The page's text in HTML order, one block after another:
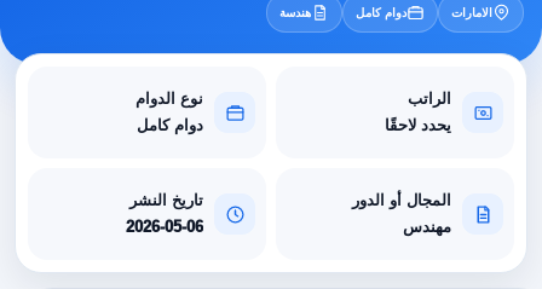
الامارات دوام كامل هندسة
الراتب
يحدد لاحقًا
نوع الدوام
دوام كامل
المجال أو الدور
مهندس
تاريخ النشر
2026-05-06